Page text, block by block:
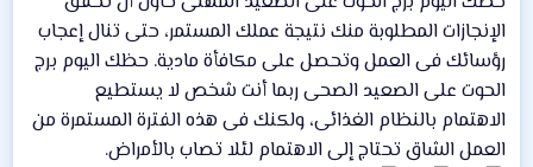
الإنجازات المطلوبة منك نتيجة عملك المستمر، حتى تنال إعجاب
رؤسائك فى العمل وتحصل على مكافأة مادية. حظك اليوم برج
الحوت على الصعيد الصحى ربما أنت شخص لا يستطيع
الاهتمام بالنظام الغذائى، ولكنك فى هذه الفترة المستمرة من
العمل الشاق تحتاج إلى الاهتمام لئلا تصاب بالأمراض.